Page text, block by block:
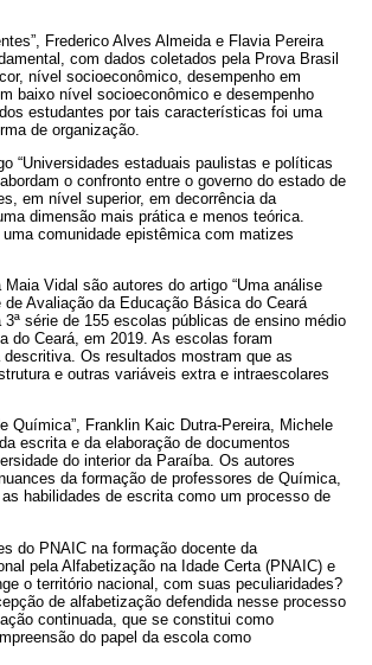
Frederico Alves Almeida e Flavia Pereira
com dados coletados pela Prova Brasil
nível socioeconômico, desempenho em
baixo nível socioeconômico e desempenho
estudantes por tais características foi uma
de organização.
“Universidades estaduais paulistas e políticas
o confronto entre o governo do estado de
em nível superior, em decorrência da
dimensão mais prática e menos teórica.
comunidade epistêmica com matizes
Vidal são autores do artigo “Uma análise
Avaliação da Educação Básica do Ceará
série de 155 escolas públicas de ensino médio
do Ceará, em 2019. As escolas foram
Os resultados mostram que as
e outras variáveis extra e intraescolares
Química”, Franklin Kaic Dutra-Pereira, Michele
escrita e da elaboração de documentos
do interior da Paraíba. Os autores
da formação de professores de Química,
habilidades de escrita como um processo de
do PNAIC na formação docente da
pela Alfabetização na Idade Certa (PNAIC) e
o território nacional, com suas peculiaridades?
de alfabetização defendida nesse processo
continuada, que se constitui como
do papel da escola como